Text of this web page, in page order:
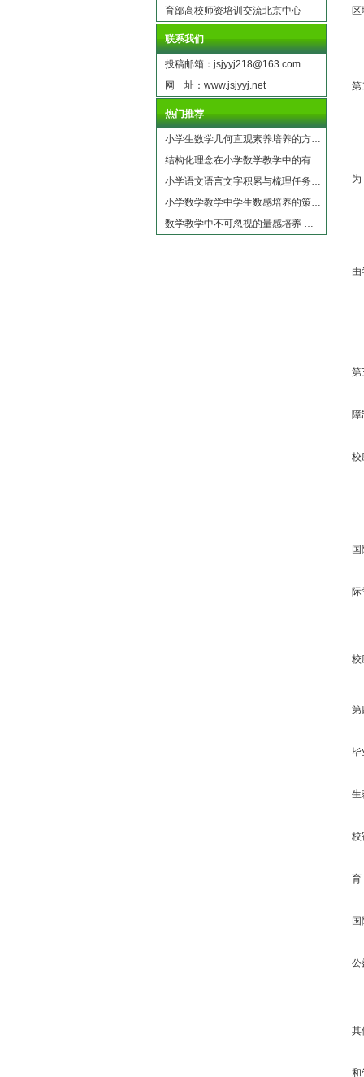
育部高校师资培训交流北京中心
联系我们
投稿邮箱：jsjyyj218@163.com
网 址：www.jsjyyj.net
热门推荐
小学生数学几何直观素养培养的方…
结构化理念在小学数学教学中的有…
小学语文语言文字积累与梳理任务…
小学数学教学中学生数感培养的策…
数学教学中不可忽视的量感培养 …
第
为
由
第
障
校
际
校
第
毕
生
校
育
公
其
和